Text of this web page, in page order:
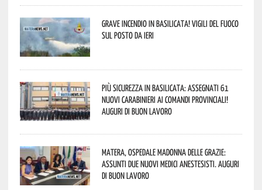
Grave incendio in Basilicata! Vigili del fuoco
sul posto da ieri
Più sicurezza in Basilicata: assegnati 61
nuovi Carabinieri ai Comandi provinciali!
Auguri di buon lavoro
Matera, Ospedale Madonna delle Grazie:
assunti due nuovi medici anestesisti. Auguri
di buon lavoro